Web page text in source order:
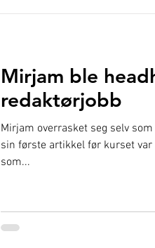
Mirjam ble
redaktørjobb
Mirjam overrasket seg selv
sin første artikkel før kurset var
som...